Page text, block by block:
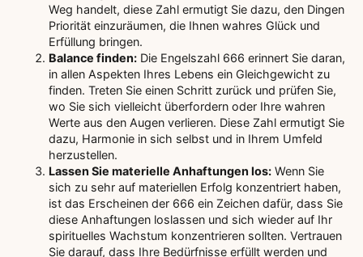
Weg handelt, diese Zahl ermutigt Sie dazu, den Dingen
Priorität einzuräumen, die Ihnen wahres Glück und
Erfüllung bringen.
Balance finden: Die Engelszahl 666 erinnert Sie daran,
in allen Aspekten Ihres Lebens ein Gleichgewicht zu
finden. Treten Sie einen Schritt zurück und prüfen Sie,
wo Sie sich vielleicht überfordern oder Ihre wahren
Werte aus den Augen verlieren. Diese Zahl ermutigt Sie
dazu, Harmonie in sich selbst und in Ihrem Umfeld
herzustellen.
Lassen Sie materielle Anhaftungen los: Wenn Sie
sich zu sehr auf materiellen Erfolg konzentriert haben,
ist das Erscheinen der 666 ein Zeichen dafür, dass Sie
diese Anhaftungen loslassen und sich wieder auf Ihr
spirituelles Wachstum konzentrieren sollten. Vertrauen
Sie darauf, dass Ihre Bedürfnisse erfüllt werden und